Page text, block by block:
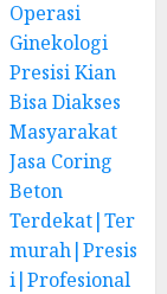
Operasi
Ginekologi
Presisi Kian
Bisa Diakses
Masyarakat
Jasa Coring
Beton
Terdekat|Ter
murah|Presis
i|Profesional